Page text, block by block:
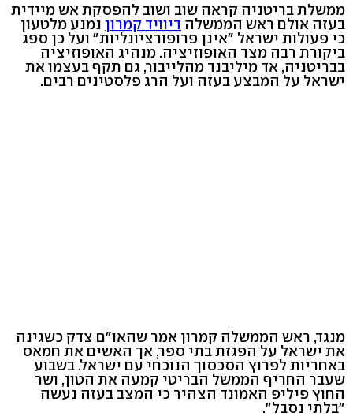
ממשלת בריטניה קראה שוב ושוב להפסקת אש מיידית
בעזה אולם ראש הממשלה דיוויד קמרון נמנע מלטעון
כי פעולות ישראל "אינן פרופורציונליות" ועל כן ספג
ביקורת רבה מצד האופוזיציה. מנהיג האופוזיציה
בבריטניה, אד מיליבנד מהלייבור, גם תקף בעצמו את
ישראל על המבצע בעזה ועל הרג פלסטינים רבים.
מנגד, ראש הממשלה קמרון אמר שהאו"ם צדק כשגינה
את ישראל על הפגזת בתי ספר, אך האשים את חמאס
באחריות לפרוץ הסכסוך הנוכחי עם ישראל. בשבוע
שעבר החריף הממשל הבריטי קמעה את הטון, ושר
החוץ פיליפ האמונד הצהיר כי המצב בעזה נעשה
"בלתי נסבל".